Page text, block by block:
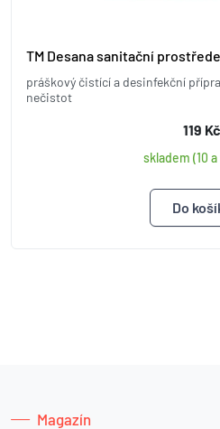
TM Desana sanitační
práškový čistící a desinfekční
nečistot
119 Kč
skladem (10
Magazín